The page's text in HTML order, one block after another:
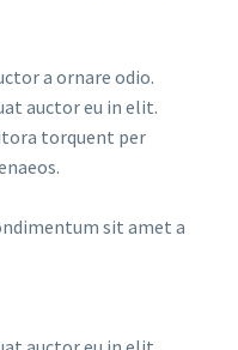
a ornare odio.
auctor eu in elit.
torquent per
sit amet a